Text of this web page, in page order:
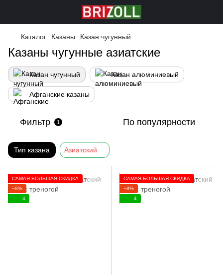
Каталог Казаны Казан чугунный
Казаны чугунные азиатские
Казан чугунный Казан алюминиевый
Афганские казаны
Фильтр 1 По популярности
Тип казана Азиатский
САМАЯ БОЛЬШАЯ СКИДКА
−8%
4
САМАЯ БОЛЬШАЯ СКИДКА
−8%
4